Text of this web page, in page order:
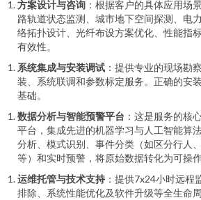
方案设计与咨询 ：根据客户的具体应用场
路轨道状态监测、城市地下空间探测、电
络拓扑设计、光纤布设方案优化、性能指
有效性。
系统集成与安装调试 ：提供专业的现场勘
装、系统联调和参数标定服务。正确的安
基础。
数据分析与智能预警平台 ：这是服务的核
平台，集成先进的机器学习与人工智能算
分析、模式识别、事件分类（如区分行人
等）和实时预警，将原始数据转化为可操作
运维托管与技术支持 ：提供7x24小时远程
排除、系统性能优化及软件升级等全生命